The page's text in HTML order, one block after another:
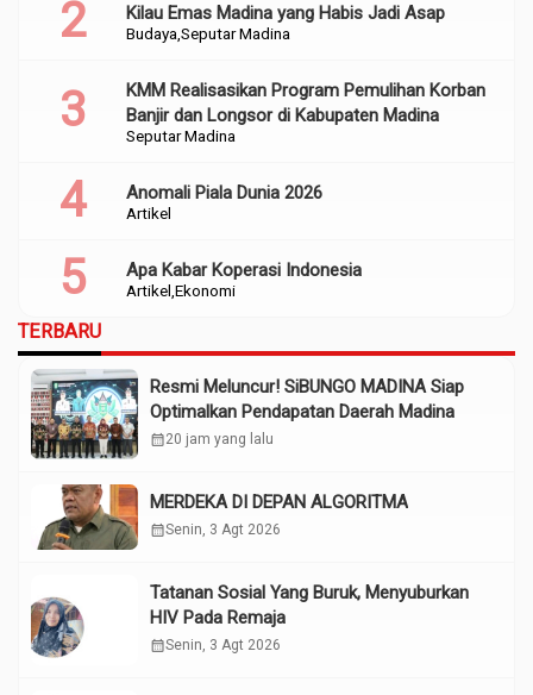
Budaya Seputar Madina
Kilau Emas Madina yang Habis Jadi Asap
Seputar Madina
KMM Realisasikan Program Pemulihan Korban
Banjir dan Longsor di Kabupaten Madina
Artikel
Anomali Piala Dunia 2026
Artikel Ekonomi
Apa Kabar Koperasi Indonesia
TERBARU
Resmi Meluncur! SiBUNGO MADINA Siap
Optimalkan Pendapatan Daerah Madina
calendar_month20 jam yang lalu
MERDEKA DI DEPAN ALGORITMA
calendar_monthSenin, 3 Agt 2026
Tatanan Sosial Yang Buruk, Menyuburkan
HIV Pada Remaja
calendar_monthSenin, 3 Agt 2026